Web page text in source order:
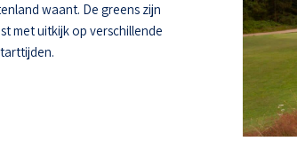
waant. De greens zijn
met uitkijk op verschillende